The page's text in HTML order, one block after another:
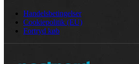
Handelsbetingelser
Cookiepolitik (EU)
Fortryd køb